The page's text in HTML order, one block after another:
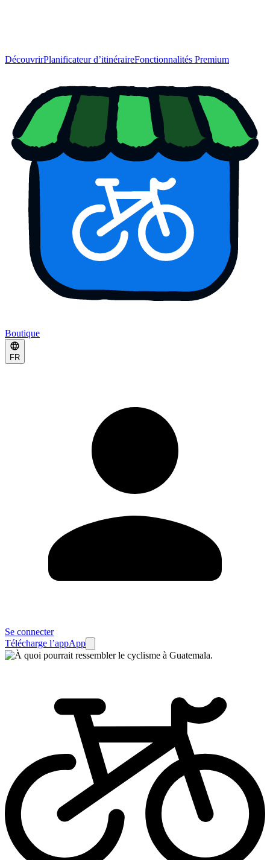
DécouvrirPlanificateur d’itinéraireFonctionnalités Premium
Boutique
FR
Se connecter
Télécharge l’appApp